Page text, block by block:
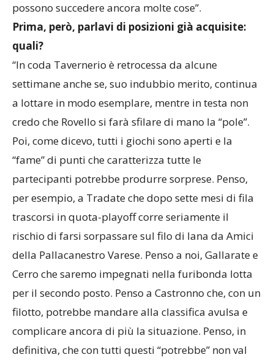
possono succedere ancora molte cose”.
Prima, però, parlavi di posizioni già acquisite:
quali?
“In coda Tavernerio è retrocessa da alcune
settimane anche se, suo indubbio merito, continua
a lottare in modo esemplare, mentre in testa non
credo che Rovello si farà sfilare di mano la “pole”.
Poi, come dicevo, tutti i giochi sono aperti e la
“fame” di punti che caratterizza tutte le
partecipanti potrebbe produrre sorprese. Penso,
per esempio, a Tradate che dopo sette mesi di fila
trascorsi in quota-playoff corre seriamente il
rischio di farsi sorpassare sul filo di lana da Amici
della Pallacanestro Varese. Penso a noi, Gallarate e
Cerro che saremo impegnati nella furibonda lotta
per il secondo posto. Penso a Castronno che, con un
filotto, potrebbe mandare alla classifica avulsa e
complicare ancora di più la situazione. Penso, in
definitiva, che con tutti questi “potrebbe” non val